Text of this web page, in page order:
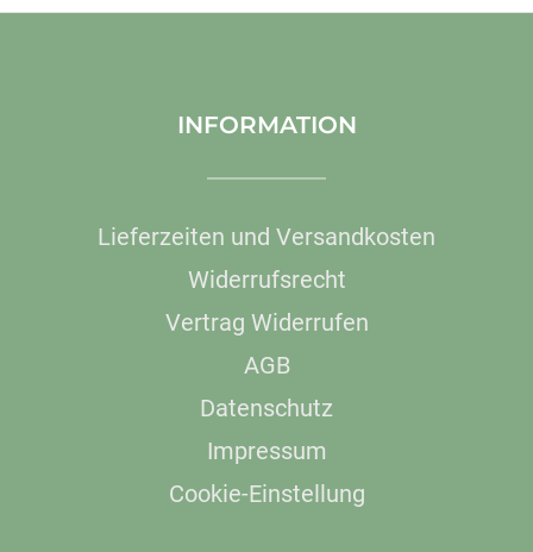
INFORMATION
Lieferzeiten und Versandkosten
Widerrufsrecht
Vertrag Widerrufen
AGB
Datenschutz
Impressum
Cookie-Einstellung